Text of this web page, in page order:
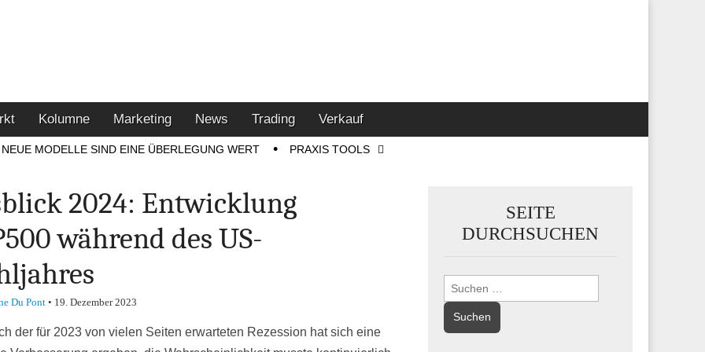
Kolumne Marketing News Trading Verkauf
NEUE MODELLE SIND EINE ÜBERLEGUNG WERT PRAXIS TOOLS
2024: Entwicklung
während des US-
Du Pont• 19. Dezember 2023
der für 2023 von vielen Seiten erwarteten Rezession hat sich eine
SEITE
DURCHSUCHEN
Suchen
nach: